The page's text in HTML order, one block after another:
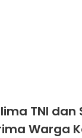
TNI
Warga